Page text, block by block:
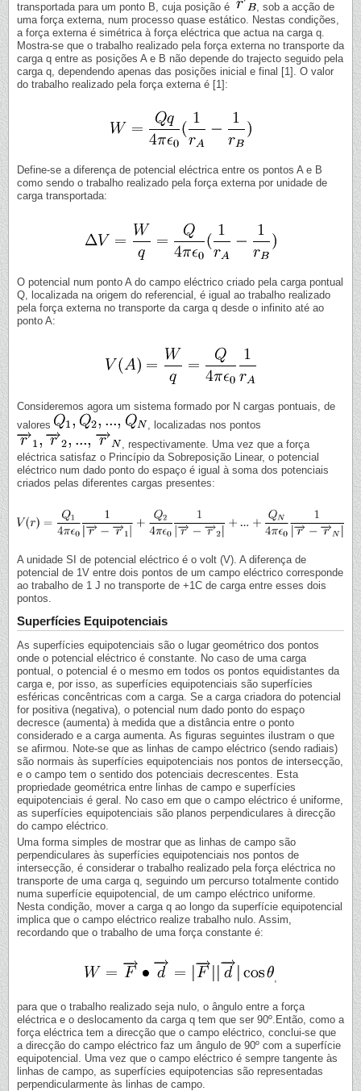
transportada para um ponto B, cuja posição é
, sob a acção de
uma força externa, num processo quase estático. Nestas condições,
a força externa é simétrica à força eléctrica que actua na carga q.
Mostra-se que o trabalho realizado pela força externa no transporte da
carga q entre as posições A e B não depende do trajecto seguido pela
carga q, dependendo apenas das posições inicial e final [1]. O valor
do trabalho realizado pela força externa é [1]:
Define-se a diferença de potencial eléctrica entre os pontos A e B
como sendo o trabalho realizado pela força externa por unidade de
carga transportada:
O potencial num ponto A do campo eléctrico criado pela carga pontual
Q, localizada na origem do referencial, é igual ao trabalho realizado
pela força externa no transporte da carga q desde o infinito até ao
ponto A:
Consideremos agora um sistema formado por N cargas pontuais, de
valores
, localizadas nos pontos
, respectivamente. Uma vez que a força
eléctrica satisfaz o Princípio da Sobreposição Linear, o potencial
eléctrico num dado ponto do espaço é igual à soma dos potenciais
criados pelas diferentes cargas presentes:
A unidade SI de potencial eléctrico é o volt (V). A diferença de
potencial de 1V entre dois pontos de um campo eléctrico corresponde
ao trabalho de 1 J no transporte de +1C de carga entre esses dois
pontos.
Superfícies Equipotenciais
As superfícies equipotenciais são o lugar geométrico dos pontos
onde o potencial eléctrico é constante. No caso de uma carga
pontual, o potencial é o mesmo em todos os pontos equidistantes da
carga e, por isso, as superfícies equipotenciais são superfícies
esféricas concêntricas com a carga. Se a carga criadora do potencial
for positiva (negativa), o potencial num dado ponto do espaço
decresce (aumenta) à medida que a distância entre o ponto
considerado e a carga aumenta. As figuras seguintes ilustram o que
se afirmou. Note-se que as linhas de campo eléctrico (sendo radiais)
são normais às superfícies equipotenciais nos pontos de intersecção,
e o campo tem o sentido dos potenciais decrescentes. Esta
propriedade geométrica entre linhas de campo e superfícies
equipotenciais é geral. No caso em que o campo eléctrico é uniforme,
as superfícies equipotenciais são planos perpendiculares à direcção
do campo eléctrico.
Uma forma simples de mostrar que as linhas de campo são
perpendiculares às superfícies equipotenciais nos pontos de
intersecção, é considerar o trabalho realizado pela força eléctrica no
transporte de uma carga q, seguindo um percurso totalmente contido
numa superfície equipotencial, de um campo eléctrico uniforme.
Nesta condição, mover a carga q ao longo da superfície equipotencial
implica que o campo eléctrico realize trabalho nulo. Assim,
recordando que o trabalho de uma força constante é:
para que o trabalho realizado seja nulo, o ângulo entre a força
eléctrica e o deslocamento da carga q tem que ser 90º.Então, como a
força eléctrica tem a direcção que o campo eléctrico, conclui-se que
a direcção do campo eléctrico faz um ângulo de 90º com a superfície
equipotencial. Uma vez que o campo eléctrico é sempre tangente às
linhas de campo, as superfícies equipotencias são representadas
perpendicularmente às linhas de campo.